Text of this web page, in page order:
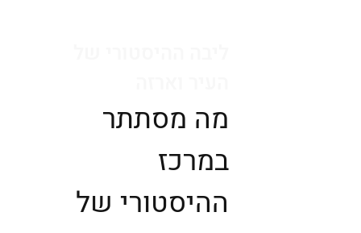
מה מסתתר
במרכז
ההיסטורי של